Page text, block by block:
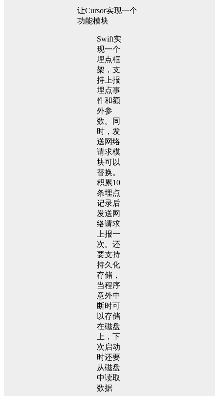
让Cursor实现一个
功能模块
Swift实
现一个
埋点框
架，支
持上报
埋点事
件和额
外参
数。同
时，发
送网络
请求模
块可以
替换。
积累10
条埋点
记录后
发送网
络请求
上报一
次。还
要支持
持久化
存储，
当程序
意外中
断时可
以存储
在磁盘
上，下
次启动
时还要
从磁盘
中读取
数据